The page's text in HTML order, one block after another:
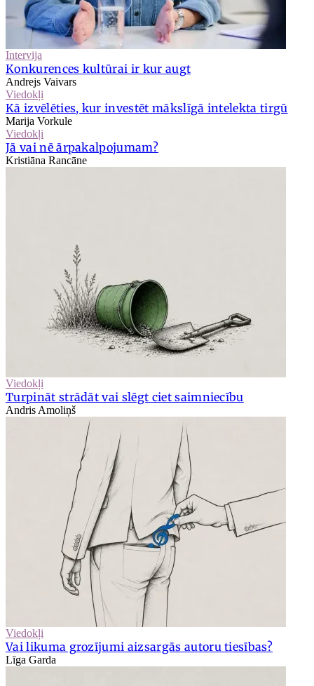
Intervija
Konkurences kultūrai ir kur augt
Andrejs Vaivars
Viedokļi
Kā izvēlēties, kur investēt mākslīgā intelekta tirgū
Marija Vorkule
Viedokļi
Jā vai nē ārpakalpojumam?
Kristiāna Rancāne
Viedokļi
Turpināt strādāt vai slēgt ciet saimniecību
Andris Amoliņš
Viedokļi
Vai likuma grozījumi aizsargās autoru tiesības?
Līga Garda